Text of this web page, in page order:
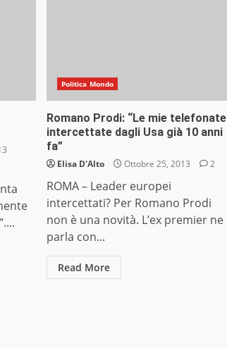
Politica Mondo
Romano Prodi: “Le mie telefonate
intercettate dagli Usa già 10 anni
fa”
Elisa D'Alto Ottobre 25, 2013 2
ROMA – Leader europei
intercettati? Per Romano Prodi
non è una novità. L’ex premier ne
parla con...
Read More